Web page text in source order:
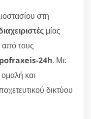
στη
μίας
από τους
24h. Με
και
δικτύου